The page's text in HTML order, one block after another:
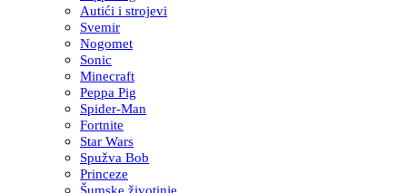
Autići i strojevi
Svemir
Nogomet
Sonic
Minecraft
Peppa Pig
Spider-Man
Fortnite
Star Wars
Spužva Bob
Princeze
Šumske životinje